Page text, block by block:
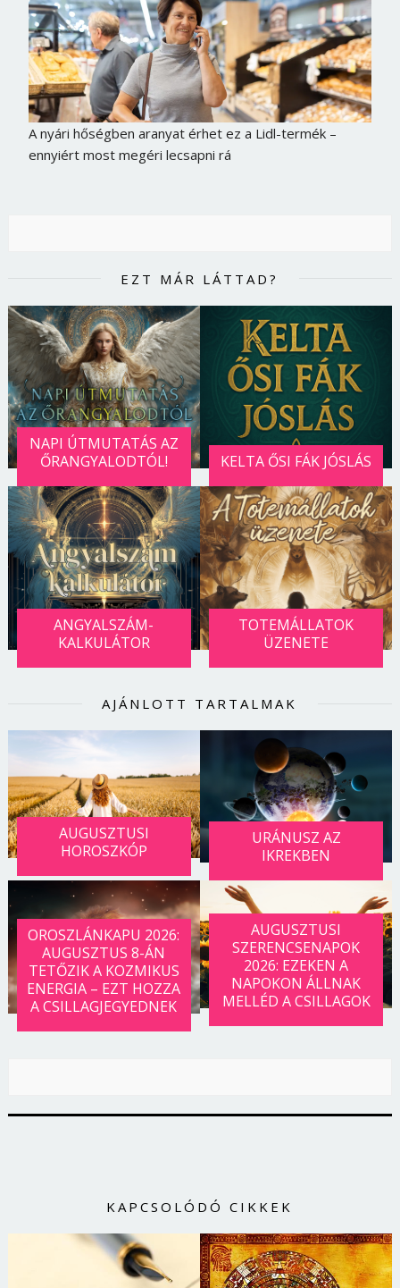
A nyári hőségben aranyat érhet ez a Lidl-termék –
ennyiért most megéri lecsapni rá
EZT MÁR LÁTTAD?
NAPI ÚTMUTATÁS AZ
ŐRANGYALODTÓL!
KELTA ŐSI FÁK JÓSLÁS
ANGYALSZÁM-
KALKULÁTOR
TOTEMÁLLATOK
ÜZENETE
AJÁNLOTT TARTALMAK
AUGUSZTUSI
HOROSZKÓP
URÁNUSZ AZ
IKREKBEN
OROSZLÁNKAPU 2026:
AUGUSZTUS 8-ÁN
TETŐZIK A KOZMIKUS
ENERGIA – EZT HOZZA
A CSILLAGJEGYEDNEK
AUGUSZTUSI
SZERENCSENAPOK
2026: EZEKEN A
NAPOKON ÁLLNAK
MELLÉD A CSILLAGOK
KAPCSOLÓDÓ CIKKEK
Jelszó
Mégse Bejelentkezés